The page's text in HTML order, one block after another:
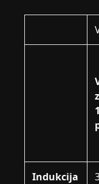
Indukcija